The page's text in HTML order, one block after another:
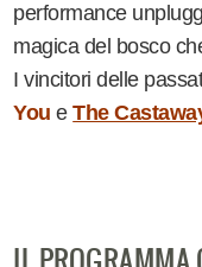
performance
magica del bosco
I vincitori delle
You eThe